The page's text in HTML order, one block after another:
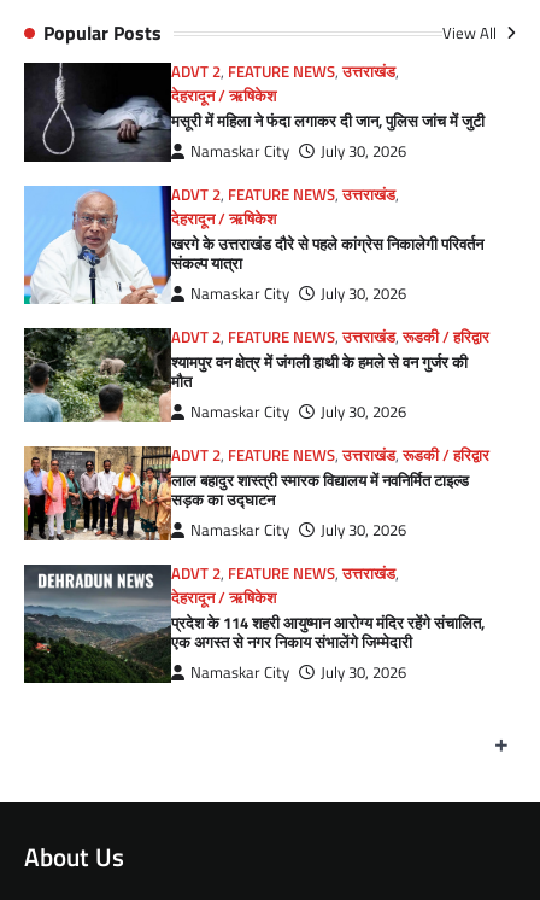
Popular Posts View All
ADVT 2, FEATURE NEWS,उत्तराखंड,
देहरादून / ऋषिकेश
मसूरी में महिला ने फंदा लगाकर दी जान, पुलिस जांच में जुटी
Namaskar City
July 30, 2026
ADVT 2, FEATURE NEWS,उत्तराखंड,
देहरादून / ऋषिकेश
खरगे के उत्तराखंड दौरे से पहले कांग्रेस निकालेगी परिवर्तन
संकल्प यात्रा
Namaskar City
July 30, 2026
ADVT 2, FEATURE NEWS,उत्तराखंड,रूडकी / हरिद्वार
श्यामपुर वन क्षेत्र में जंगली हाथी के हमले से वन गुर्जर की
मौत
Namaskar City
July 30, 2026
ADVT 2, FEATURE NEWS,उत्तराखंड,रूडकी / हरिद्वार
लाल बहादुर शास्त्री स्मारक विद्यालय में नवनिर्मित टाइल्ड
सड़क का उद्घाटन
Namaskar City
July 30, 2026
ADVT 2, FEATURE NEWS,उत्तराखंड,
देहरादून / ऋषिकेश
प्रदेश के 114 शहरी आयुष्मान आरोग्य मंदिर रहेंगे संचालित,
एक अगस्त से नगर निकाय संभालेंगे जिम्मेदारी
Namaskar City July 30, 2026
+
About Us